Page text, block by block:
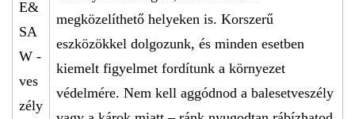
megközelíthető helyeken is. Korszerű
eszközökkel dolgozunk, és minden esetben
kiemelt figyelmet fordítunk a környezet
védelmére. Nem kell aggódnod a balesetveszély